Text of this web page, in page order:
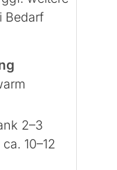
Bedarf
2–3
10–12